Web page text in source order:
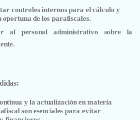
controles internos para el cálculo y
oportuna de los parafiscales.
al personal administrativo sobre la
:
y la actualización en materia
son esenciales para evitar